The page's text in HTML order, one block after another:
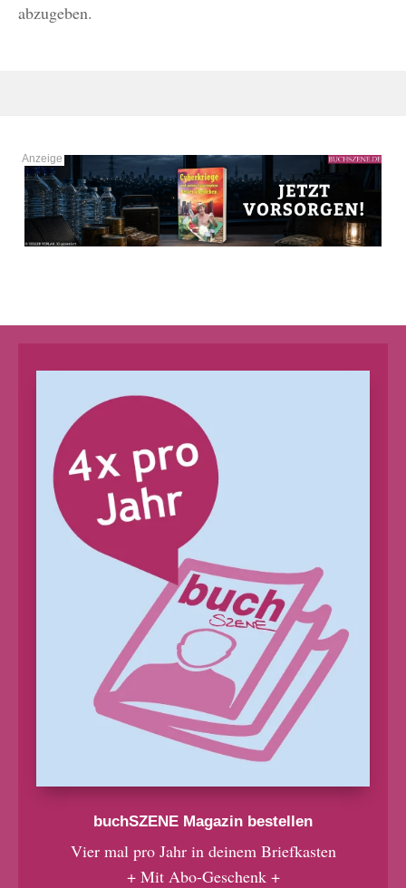
abzugeben.
buchSZENE Magazin bestellen
Vier mal pro Jahr in deinem Briefkasten
+ Mit Abo-Geschenk +